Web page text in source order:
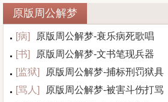
原版周公解梦
[病]
原版周公解梦-衰乐病死歌唱
[书]
原版周公解梦-文书笔现兵器
[监狱]
原版周公解梦-捕标刑罚狱具
[骂人 ]
原版周公解梦-被害斗伤打骂